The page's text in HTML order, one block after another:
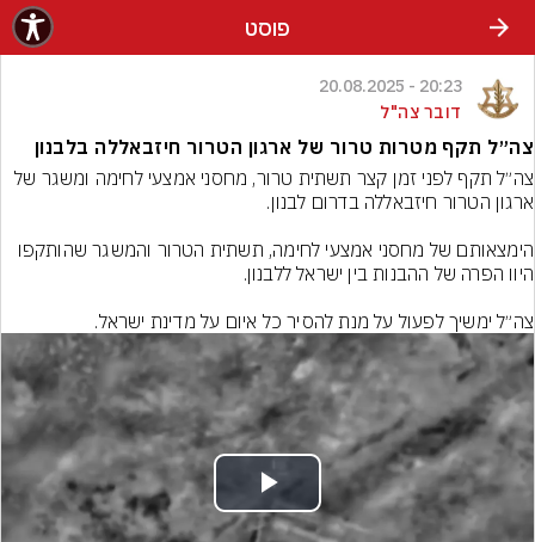
פוסט
20:23 - 20.08.2025
דובר צה"ל
צה״ל תקף מטרות טרור של ארגון הטרור חיזבאללה בלבנון
צה״ל ימשיך לפעול על מנת להסיר כל איום על מדינת ישראל.
Play